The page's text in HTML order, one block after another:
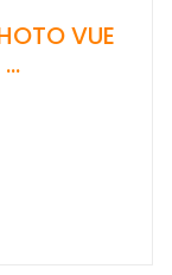
VUE
…